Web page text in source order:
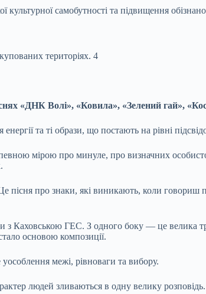
самобутності та підвищення
«ДНК Волі», «Ковила», «Зелений гай»,
та ті образи, що постають на рівні
мірою про минуле, про визначних
про знаки, які виникають, коли говориш
з Каховською ГЕС. З одного боку — це велика
основою композиції.
межі, рівноваги та вибору.
людей зливаються в одну велику